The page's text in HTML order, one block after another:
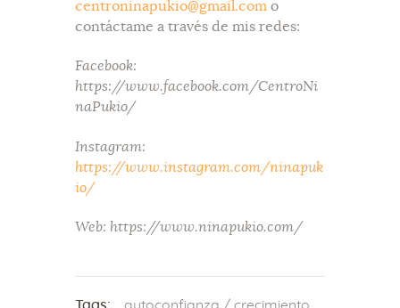
centroninapukio@gmail.com o
contáctame a través de mis redes:
Facebook:
https://www.facebook.com/CentroNi
naPukio/
Instagram:
https://www.instagram.com/ninapuk
io/
Web: https://www.ninapukio.com/
Tags: autoconfianza / crecimiento